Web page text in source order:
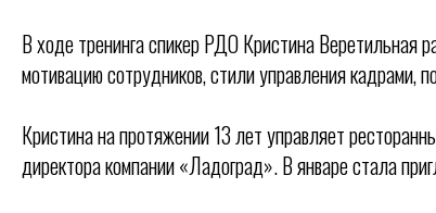
В ходе тренинга спикер РДО Кристина Веретильная
мотивацию сотрудников, стили управления кадрами,
Кристина на протяжении 13 лет управляет
директора компании «Ладоград». В январе стала